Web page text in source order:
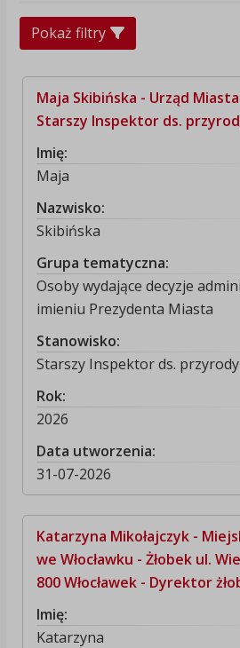
Pokaż filtry
Maja Skibińska - Urząd Miasta
Starszy Inspektor ds.
Imię:
Maja
Nazwisko:
Skibińska
Grupa tematyczna:
Osoby wydające decyzje
imieniu Prezydenta Miasta
Stanowisko:
Starszy Inspektor ds. przyrody
Rok:
2026
Data utworzenia:
31-07-2026
Katarzyna Mikołajczyk -
we Włocławku - Żłobek ul.
800 Włocławek - Dyrektor
Imię:
Katarzyna